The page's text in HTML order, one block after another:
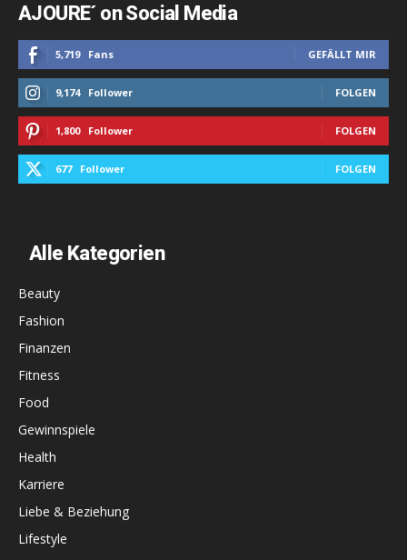
AJOURE´ on Social Media
5,719 Fans GEFÄLLT MIR
9,174 Follower FOLGEN
1,800 Follower FOLGEN
677 Follower FOLGEN
Alle Kategorien
Beauty
Fashion
Finanzen
Fitness
Food
Gewinnspiele
Health
Karriere
Liebe & Beziehung
Lifestyle